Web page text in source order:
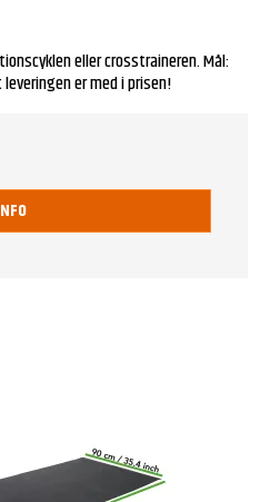
eller crosstraineren. Mål:
er med i prisen!